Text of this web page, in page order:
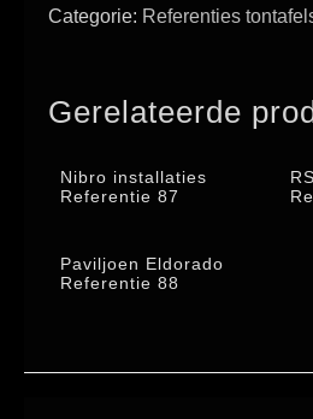
Categorie: Referenties
Gerelateerde
Nibro installaties
Referentie 87
Paviljoen Eldorado
Referentie 88